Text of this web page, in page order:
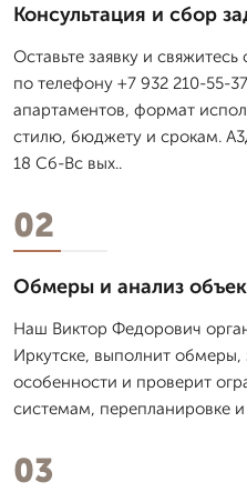
Консультация и сбор
Оставьте заявку и
по телефону +7 932 210-55-
апартаментов, формат
стилю, бюджету и срокам.
18 Сб-Вс вых..
02
Обмеры и анализ
Наш Виктор Федорович
Иркутске, выполнит обмеры,
особенности и проверит
системам, перепланировке
03